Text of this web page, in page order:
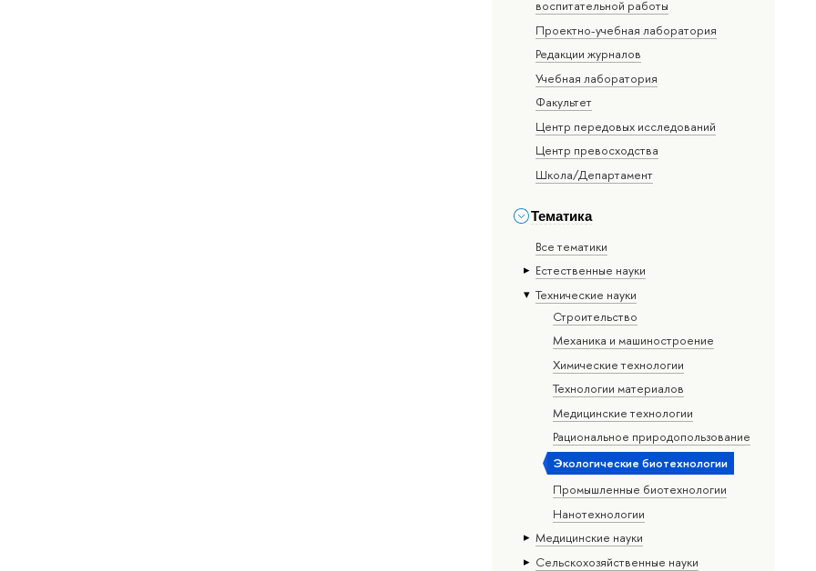
воспитательной работы
Проектно-учебная лаборатория
Редакции журналов
Учебная лаборатория
Факультет
Центр передовых исследований
Центр превосходства
Школа/Департамент
Тематика
Все тематики
Естественные науки
Тех­ничес­кие науки
Строительство
Механика и машиностроение
Химические технологии
Технологии материалов
Медицинские технологии
Рациональное природопользование
Экологические биотехнологии
Промышленные биотехнологии
Нанотехнологии
Медицинские науки
Сельскохозяйственные науки